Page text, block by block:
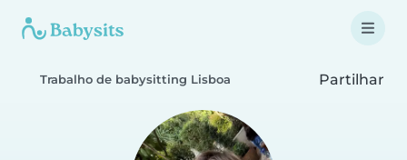
Trabalho de babysitting Lisboa Partilhar